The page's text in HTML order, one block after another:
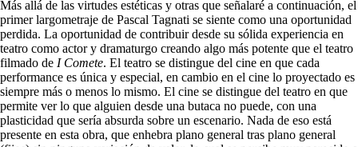
Más allá de las virtudes estéticas y otras que señalaré a continuación, el
primer largometraje de Pascal Tagnati se siente como una oportunidad
perdida. La oportunidad de contribuir desde su sólida experiencia en
teatro como actor y dramaturgo creando algo más potente que el teatro
filmado de I Comete. El teatro se distingue del cine en que cada
performance es única y especial, en cambio en el cine lo proyectado es
siempre más o menos lo mismo. El cine se distingue del teatro en que
permite ver lo que alguien desde una butaca no puede, con una
plasticidad que sería absurda sobre un escenario. Nada de eso está
presente en esta obra, que enhebra plano general tras plano general